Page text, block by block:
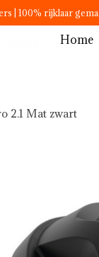
| 100% rijklaar
Home
2.1 Mat zwart